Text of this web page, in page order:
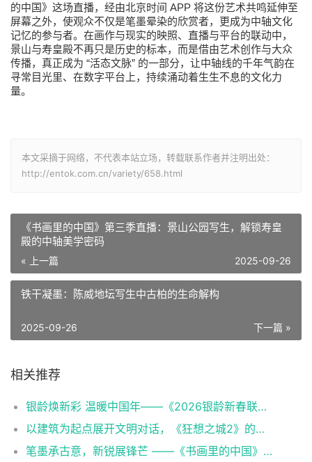
的中国》这场直播，经由北京时间 APP 将这份艺术共鸣延伸至
屏幕之外，使观众不仅是笔墨晕染的欣赏者，更成为中轴文化
记忆的参与者。在画作与现实的映照、直播与平台的联动中，
景山与寿皇殿不再只是历史的标本，而是借由艺术创作与大众
传播，真正成为 “活态文脉” 的一部分，让中轴线的千年气韵在
寻常目光里、在数字平台上，持续涌动着生生不息的文化力
量。
本文采摘于网络，不代表本站立场，转载联系作者并注明出处：
http://entok.com.cn/variety/658.html
《书画里的中国》第三季直播：景山公园写生，解锁寿皇
殿的中轴美学密码
« 上一篇 2025-09-26
铁干凝墨：陈威地坛写生中古柏的生命解构
下一篇 »
2025-09-26
相关推荐
银龄焕新彩 温暖中国年——《2026银龄新春联欢会》聚焦有爱有梦老龄群像
以建筑为起点展开文明对话，《狂想之城2》的四重叩问与三维跃升
笔墨承古意，新锐展锋芒 ——《书画里的中国》第三季直播直击首届中国画博士生作品展